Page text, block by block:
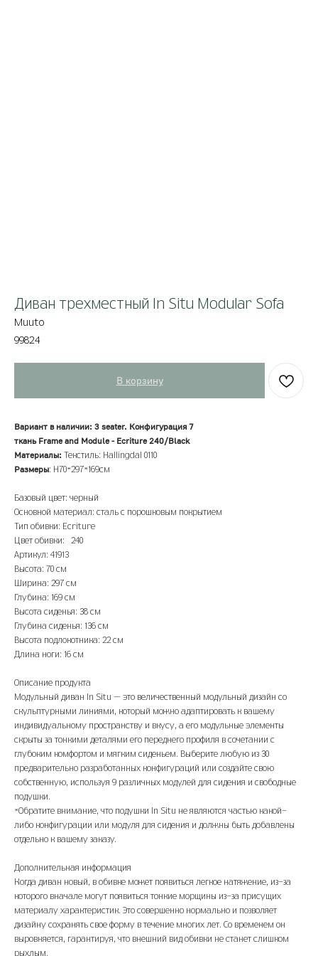
Диван трехместный In Situ Modular Sofa
Muuto
99824
В корзину
Вариант в наличии: 3 seater. Конфигурация 7
ткань Frame and Module - Ecriture 240/Black
Материалы: Текстиль: Hallingdal 0110
Размеры: H70*297*169см
Базовый цвет: черный
Основной материал: сталь с порошковым покрытием
Тип обивки: Ecriture
Цвет обивки: 240
Артикул: 41913
Высота: 70 см
Ширина: 297 см
Глубина: 169 см
Высота сиденья: 38 см
Глубина сиденья: 136 см
Высота подлокотника: 22 см
Длина ноги: 16 см
Описание продукта
Модульный диван In Situ — это величественный модульный дизайн со
скульптурными линиями, который можно адаптировать к вашему
индивидуальному пространству и вкусу, а его модульные элементы
скрыты за тонкими деталями его переднего профиля в сочетании с
глубоким комфортом и мягким сиденьем. Выберите любую из 30
предварительно разработанных конфигураций или создайте свою
собственную, используя 9 различных модулей для сидения и свободные
подушки.
*Обратите внимание, что подушки In Situ не являются частью какой-
либо конфигурации или модуля для сидения и должны быть добавлены
отдельно к вашему заказу.
Дополнительная информация
Когда диван новый, в обивке может появиться легкое натяжение, из-за
которого вначале могут появиться тонкие морщины из-за присущих
материалу характеристик. Это совершенно нормально и позволяет
дизайну сохранять свое форму в течение многих лет. Со временем он
выровняется, гарантируя, что внешний вид обивки не станет слишком
рыхлым.